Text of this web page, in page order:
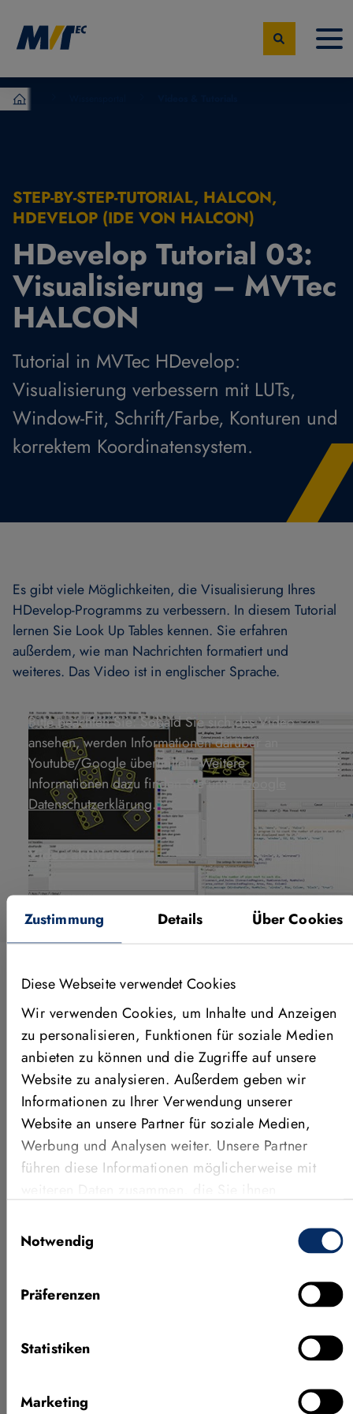
Zustimmung Details Über Cookies
Diese Webseite verwendet Cookies
Wir verwenden Cookies, um Inhalte und Anzeigen
zu personalisieren, Funktionen für soziale Medien
anbieten zu können und die Zugriffe auf unsere
Website zu analysieren. Außerdem geben wir
Informationen zu Ihrer Verwendung unserer
Website an unsere Partner für soziale Medien,
Werbung und Analysen weiter. Unsere Partner
führen diese Informationen möglicherweise mit
Nutzung der Dienste gesammelt haben.
Notwendig
Präferenzen
Statistiken
Marketing
MVTec Software – Experten der industrielle
STEP-BY-STEP-TUTORIAL, HALCON,
HDEVELOP (IDE VON HALCON)
HDevelop Tutorial 03:
Visualisierung – MVTec
HALCON
Tutorial in MVTec HDevelop:
Visualisierung verbessern mit LUTs,
Window-Fit, Schrift/Farbe, Konturen und
korrektem Koordinatensystem.
Es gibt viele Möglichkeiten, die Visualisierung Ihres
HDevelop-Programms zu verbessern. In diesem Tutorial
lernen Sie Look Up Tables kennen. Sie erfahren
außerdem, wie man Nachrichten formatiert und
weiteres. Das Video ist in englischer Sprache.
Bitte beachten Sie: Sobald Sie sich das Video
ansehen, werden Informationen darüber an
Youtube/Google übermittelt. Weitere
Informationen dazu finden Sie unterGoogle
Datenschutzerklärung.
Video aktivieren
ANWENDUNGEN, FEATURES &
MEHR
Weitere Videos
HALCON 26.05
Gärtner (Produktmanager HALCON)
Engineer) durch die neuen Features